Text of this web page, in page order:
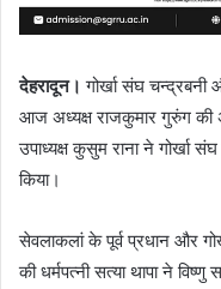
देहरादून। गोर्खा संघ
आज अध्यक्ष राजकुमार गुरुंग की
उपाध्यक्ष कुसुम राना ने गोर्खा संघ
किया।
सेवलाकलां के पूर्व प्रधान और
की धर्मपत्नी सत्या थापा ने